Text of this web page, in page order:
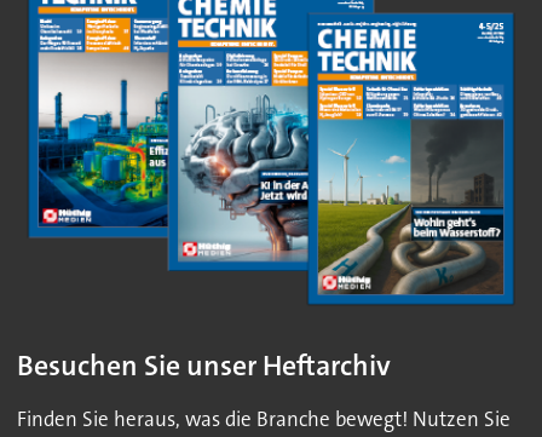
Besuchen Sie unser Heftarchiv
Finden Sie heraus, was die Branche bewegt! Nutzen Sie